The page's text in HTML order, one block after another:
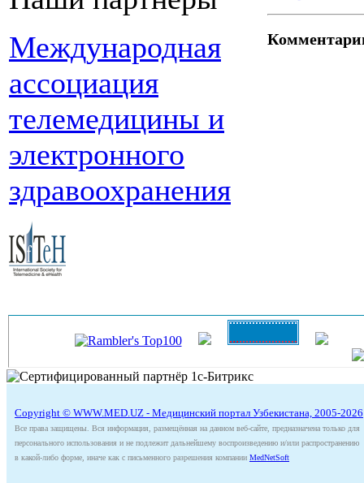
Международная
ассоциация
телемедицины и
электронного
здравоохранения
Copyright © WWW.MED.UZ - Медицинский портал Узбекистана, 2005-2026
Все права защищены. Вся информация, размещённая на данном веб-сайте, предназначена только для
персонального использования и не подлежит дальнейшему воспроизведению и/или распространению
в какой-либо форме, иначе как с письменного разрешения компании MedNetSoft